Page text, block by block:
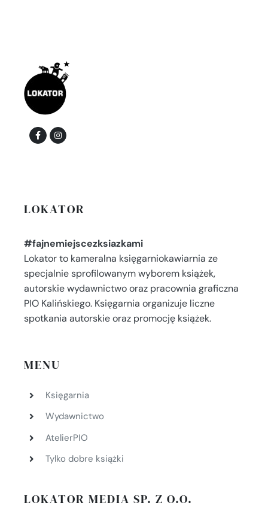
LOKATOR
#fajnemiejscezksiazkami
Lokator to kameralna księgarniokawiarnia ze
specjalnie sprofilowanym wyborem książek,
autorskie wydawnictwo oraz pracownia graficzna
PIO Kalińskiego. Księgarnia organizuje liczne
spotkania autorskie oraz promocję książek.
MENU
Księgarnia
Wydawnictwo
AtelierPIO
Tylko dobre książki
LOKATOR MEDIA SP. Z O.O.